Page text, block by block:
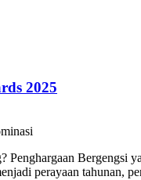
2025
Bergengsi
perayaan tahunan,